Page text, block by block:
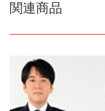
関連商品